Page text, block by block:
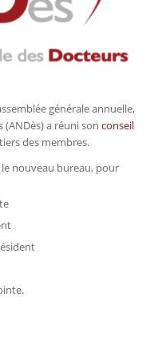
générale annuelle,
(ANDès) a réuni son conseil
des membres.
nouveau bureau, pour